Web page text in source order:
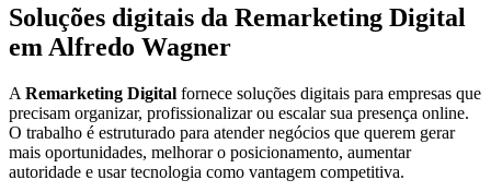
Soluções digitais da Remarketing Digital
em Alfredo Wagner
A Remarketing Digital fornece soluções digitais para empresas que
precisam organizar, profissionalizar ou escalar sua presença online.
O trabalho é estruturado para atender negócios que querem gerar
mais oportunidades, melhorar o posicionamento, aumentar
autoridade e usar tecnologia como vantagem competitiva.